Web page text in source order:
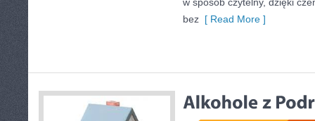
bez [ Read More ]